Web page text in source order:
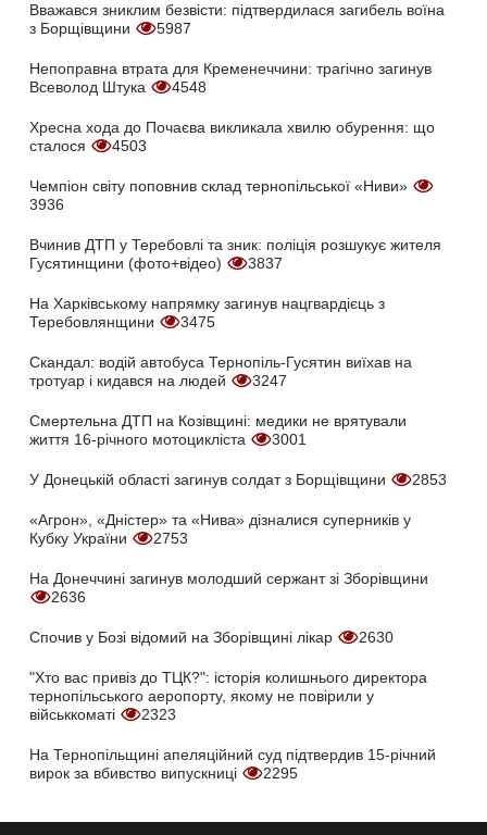
Вважався зниклим безвісти: підтвердилася загибель воїна
з Борщівщини
5987
Непоправна втрата для Кременеччини: трагічно загинув
Всеволод Штука
4548
Хресна хода до Почаєва викликала хвилю обурення: що
сталося
4503
Чемпіон світу поповнив склад тернопільської «Ниви»
3936
Вчинив ДТП у Теребовлі та зник: поліція розшукує жителя
Гусятинщини (фото+відео)
3837
На Харківському напрямку загинув нацгвардієць з
Теребовлянщини
3475
Скандал: водій автобуса Тернопіль-Гусятин виїхав на
тротуар і кидався на людей
3247
Смертельна ДТП на Козівщині: медики не врятували
життя 16-річного мотоцикліста
3001
У Донецькій області загинув солдат з Борщівщини 2853
«Агрон», «Дністер» та «Нива» дізналися суперників у
Кубку України
2753
На Донеччині загинув молодший сержант зі Зборівщини
2636
Спочив у Бозі відомий на Зборівщині лікар 2630
"Хто вас привіз до ТЦК?": історія колишнього директора
тернопільського аеропорту, якому не повірили у
військкоматі
2323
На Тернопільщині апеляційний суд підтвердив 15-річний
вирок за вбивство випускниці
2295